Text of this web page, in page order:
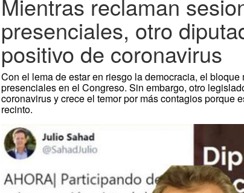
Mientras reclaman
presenciales, otro
positivo de coronavirus
Con el lema de estar en riesgo la democracia, el
presenciales en el Congreso. Sin embargo, otro
coronavirus y crece el temor por más contagios porque
recinto.